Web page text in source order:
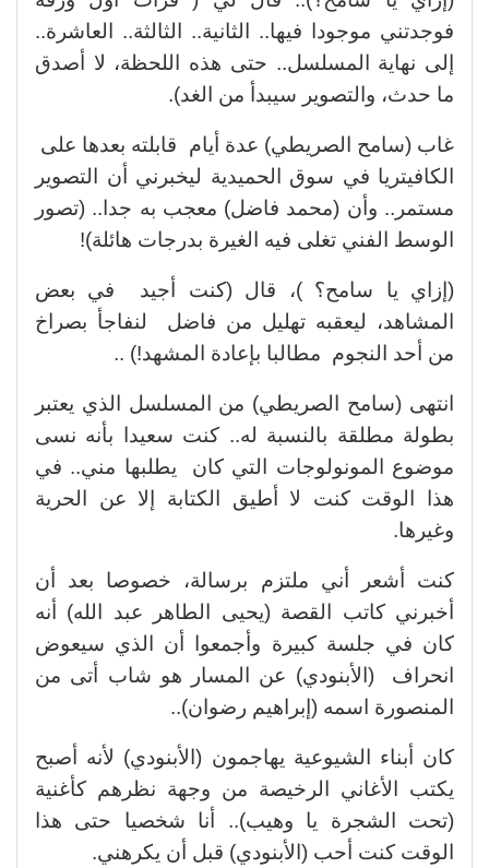
فوجدتني موجودا فيها.. الثانية.. الثالثة.. العاشرة..
إلى نهاية المسلسل.. حتى هذه اللحظة، لا أصدق
ما حدث، والتصوير سيبدأ من الغد).
غاب (سامح الصريطي) عدة أيام قابلته بعدها على
الكافيتريا في سوق الحميدية ليخبرني أن التصوير
مستمر.. وأن (محمد فاضل) معجب به جدا.. (تصور
الوسط الفني تغلى فيه الغيرة بدرجات هائلة)!
(إزاي يا سامح؟ )، قال (كنت أجيد في بعض
المشاهد، ليعقبه تهليل من فاضل لنفاجأ بصراخ
من أحد النجوم مطالبا بإعادة المشهد!) ..
انتهى (سامح الصريطي) من المسلسل الذي يعتبر
بطولة مطلقة بالنسبة له.. كنت سعيدا بأنه نسى
موضوع المونولوجات التي كان يطلبها مني.. في
هذا الوقت كنت لا أطيق الكتابة إلا عن الحرية
وغيرها.
كنت أشعر أني ملتزم برسالة، خصوصا بعد أن
أخبرني كاتب القصة (يحيى الطاهر عبد الله) أنه
كان في جلسة كبيرة وأجمعوا أن الذي سيعوض
انحراف (الأبنودي) عن المسار هو شاب أتى من
المنصورة اسمه (إبراهيم رضوان)..
كان أبناء الشيوعية يهاجمون (الأبنودي) لأنه أصبح
يكتب الأغاني الرخيصة من وجهة نظرهم كأغنية
(تحت الشجرة يا وهيب).. أنا شخصيا حتى هذا
الوقت كنت أحب (الأبنودي) قبل أن يكرهني.